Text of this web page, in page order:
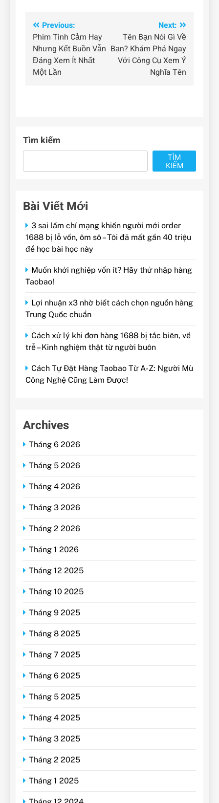
Điều
hướng
bài
viết
Previous:
Phim Tình Cảm Hay
Nhưng Kết Buồn Vẫn
Đáng Xem Ít Nhất
Một Lần
Next:
Tên Bạn Nói Gì Về
Bạn? Khám Phá Ngay
Với Công Cụ Xem Ý
Nghĩa Tên
Tìm kiếm
TÌM
KIẾM
Bài Viết Mới
3 sai lầm chí mạng khiến người mới order
1688 bị lỗ vốn, ôm sô – Tôi đã mất gần 40 triệu
để học bài học này
Muốn khởi nghiệp vốn ít? Hãy thử nhập hàng
Taobao!
Lợi nhuận x3 nhờ biết cách chọn nguồn hàng
Trung Quốc chuẩn
Cách xử lý khi đơn hàng 1688 bị tắc biên, về
trễ – Kinh nghiệm thật từ người buôn
Cách Tự Đặt Hàng Taobao Từ A-Z: Người Mù
Công Nghệ Cũng Làm Được!
Archives
Tháng 6 2026
Tháng 5 2026
Tháng 4 2026
Tháng 3 2026
Tháng 2 2026
Tháng 1 2026
Tháng 12 2025
Tháng 10 2025
Tháng 9 2025
Tháng 8 2025
Tháng 7 2025
Tháng 6 2025
Tháng 5 2025
Tháng 4 2025
Tháng 3 2025
Tháng 2 2025
Tháng 1 2025